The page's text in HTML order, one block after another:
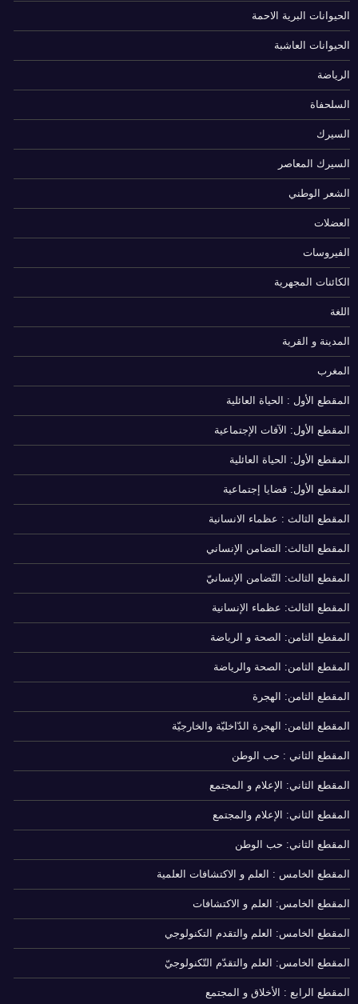
الحيوانات البرية الاحمة
الحيوانات العاشبة
الرياضة
السلحفاة
السيرك
السيرك المعاصر
الشعر الوطني
العضلات
الفيروسات
الكائنات المجهرية
اللغة
المدينة و القرية
المغرب
المقطع الأول : الحياة العائلية
المقطع الأول: الآفات الإجتماعية
المقطع الأول: الحياة العائلية
المقطع الأول: قضايا إجتماعية
المقطع الثالث : عظماء الانسانية
المقطع الثالث: التضامن الإنساني
المقطع الثالث: التّضامن الإنسانيّ
المقطع الثالث: عظماء الإنسانية
المقطع الثامن: الصحة و الرياضة
المقطع الثامن: الصحة والرياضة
المقطع الثامن: الهجرة
المقطع الثامن: الهجرة الدّاخليّة والخارجيّة
المقطع الثاني : حب الوطن
المقطع الثاني: الإعلام و المجتمع
المقطع الثاني: الإعلام والمجتمع
المقطع الثاني: حب الوطن
المقطع الخامس : العلم و الاكتشافات العلمية
المقطع الخامس: العلم و الاكتشافات
المقطع الخامس: العلم والتقدم التكنولوجي
المقطع الخامس: العلم والتقدّم التّكنولوجيّ
المقطع الرابع : الأخلاق و المجتمع